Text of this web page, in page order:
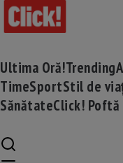
Ultima Oră!Trending
TimeSportStil de
SănătateClick! Poftă